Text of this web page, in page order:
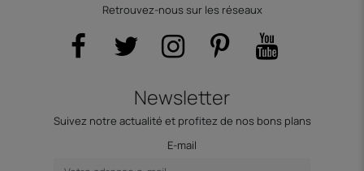
Retrouvez-nous sur les réseaux
Newsletter
Suivez notre actualité et profitez de nos bons plans
E-mail